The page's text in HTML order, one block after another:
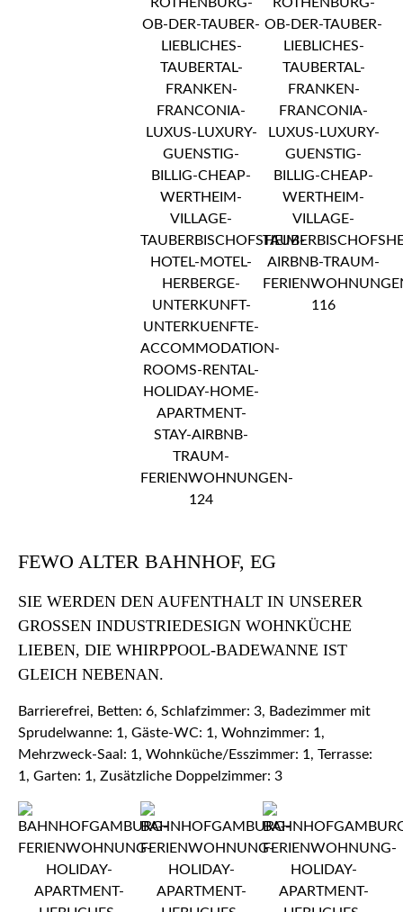
FEWO ALTER BAHNHOF, EG
SIE WERDEN DEN AUFENTHALT IN UNSERER
GROSSEN INDUSTRIEDESIGN WOHNKÜCHE L
IEBEN, DIE WHIRPPOOL-BADEWANNE IST G
LEICH NEBENAN.
Barrierefrei, Betten: 6, Schlafzimmer: 3, Badezimmer mit
Sprudelwanne: 1, Gäste-WC: 1, Wohnzimmer: 1,
Mehrzweck-Saal: 1, Wohnküche/Esszimmer: 1, Terrasse:
1, Garten: 1, Zusätzliche Doppelzimmer: 3